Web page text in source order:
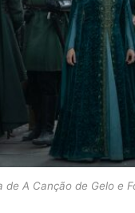
de A Canção de Gelo e